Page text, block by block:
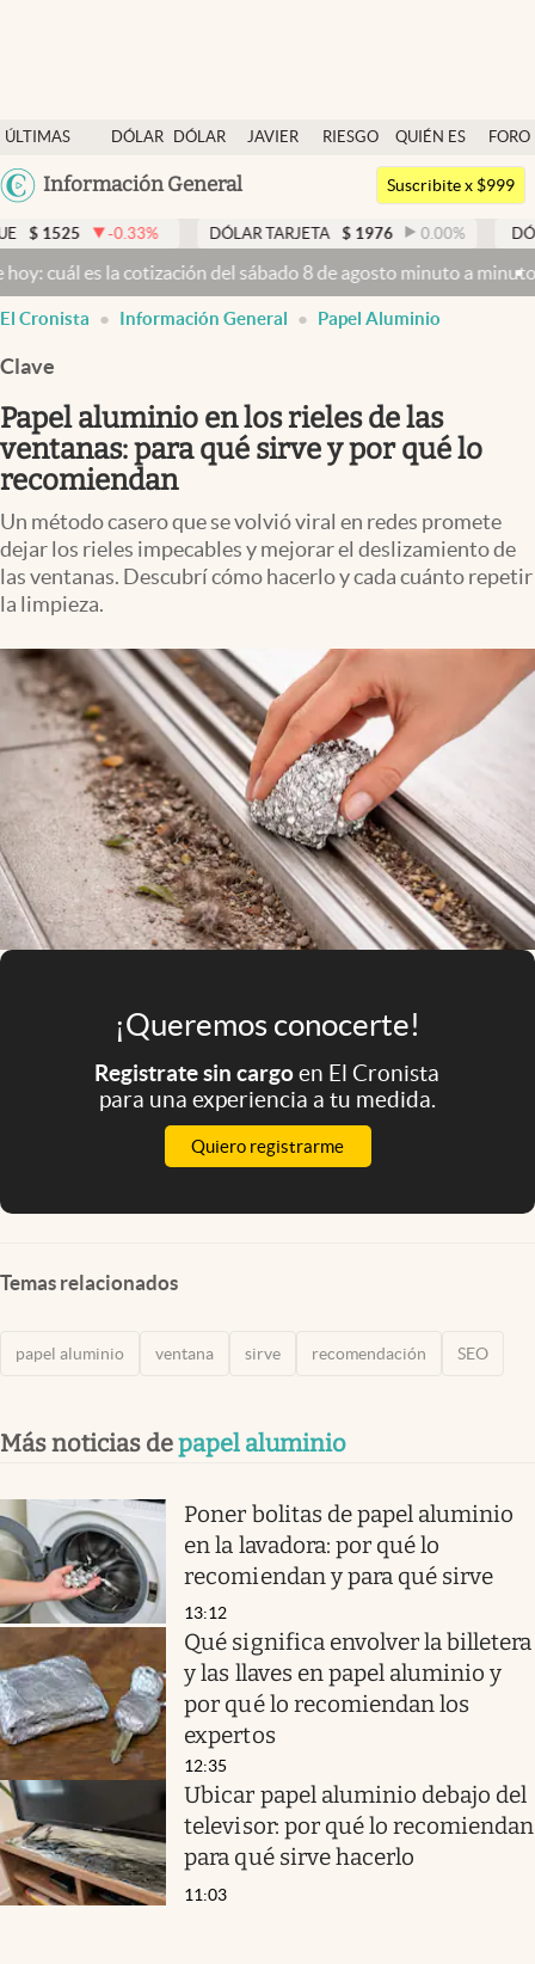
ÚLTIMAS
NOTICIAS
DÓLAR
DÓLAR
JAVIER
RIESGO
QUIÉN ES
QUIÉN
FORO
Argentina
México
Información General
Dólar
Members
Economía y Política
Finanzas y Mercados
Mercados Online
Negocios
Columnistas
Otras secciones
Infotechnology
Clase
Mundial 2026
Eventos Corporativos
El Cronista Studio
Mediakit
abre en nueva pestaña
Argentina
Suscribite x $999
% DÓLAR TARJETA $ 1976 0.00% DÓLAR MEP
del sábado 8 de agosto minuto a minutoDólar hoy y
El Cronista Información General Papel Aluminio
Clave
Papel aluminio en los rieles de las
ventanas: para qué sirve y por qué lo
recomiendan
Un método casero que se volvió viral en redes promete
dejar los rieles impecables y mejorar el deslizamiento de
las ventanas. Descubrí cómo hacerlo y cada cuánto repetir
la limpieza.
¡Queremos conocerte!
Registrate sin cargoen El Cronista
para una experiencia a tu medida.
Quiero registrarme
Temas relacionados
papel aluminio ventana sirve recomendación SEO
Más noticias depapel aluminio
Poner bolitas de papel aluminio
en la lavadora: por qué lo
recomiendan y para qué sirve
13:12
Qué significa envolver la billetera
y las llaves en papel aluminio y
por qué lo recomiendan los
expertos
12:35
Ubicar papel aluminio debajo del
televisor: por qué lo recomiendan
para qué sirve hacerlo
11:03